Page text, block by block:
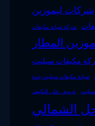
شركات ليموزين
شركة صيانة مكيفات
المطار
مكيفات سبليت
صيانة مكيفات سبليت جدة
عروض على التكييف
الشمالي